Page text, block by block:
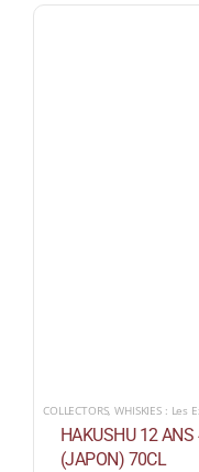
COLLECTORS,WHISKIES : Les
HAKUSHU 12
(JAPON) 70CL